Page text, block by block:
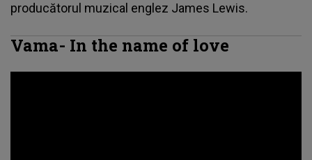
producătorul muzical englez James Lewis.
Vama- In the name of love